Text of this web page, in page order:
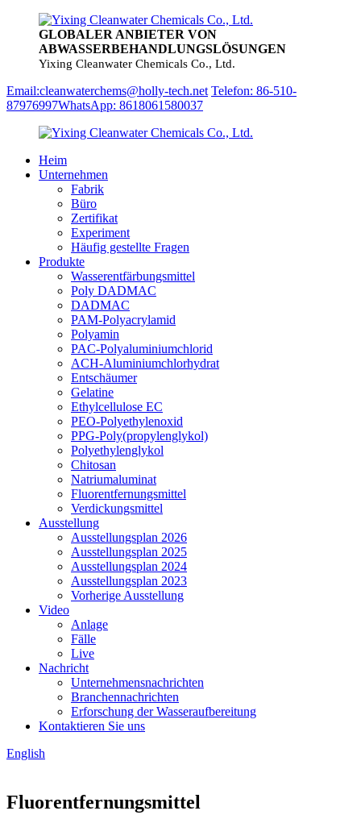
GLOBALER ANBIETER VON
ABWASSERBEHANDLUNGSLÖSUNGEN
Yixing Cleanwater Chemicals Co., Ltd.
Email:cleanwaterchems@holly-tech.net Telefon: 86-510-
87976997WhatsApp: 8618061580037
Heim
Unternehmen
Fabrik
Büro
Zertifikat
Experiment
Häufig gestellte Fragen
Produkte
Wasserentfärbungsmittel
Poly DADMAC
DADMAC
PAM-Polyacrylamid
Polyamin
PAC-Polyaluminiumchlorid
ACH-Aluminiumchlorhydrat
Entschäumer
Gelatine
Ethylcellulose EC
PEO-Polyethylenoxid
PPG-Poly(propylenglykol)
Polyethylenglykol
Chitosan
Natriumaluminat
Fluorentfernungsmittel
Verdickungsmittel
Ausstellung
Ausstellungsplan 2026
Ausstellungsplan 2025
Ausstellungsplan 2024
Ausstellungsplan 2023
Vorherige Ausstellung
Video
Anlage
Fälle
Live
Nachricht
Unternehmensnachrichten
Branchennachrichten
Erforschung der Wasseraufbereitung
Kontaktieren Sie uns
English
Fluorentfernungsmittel